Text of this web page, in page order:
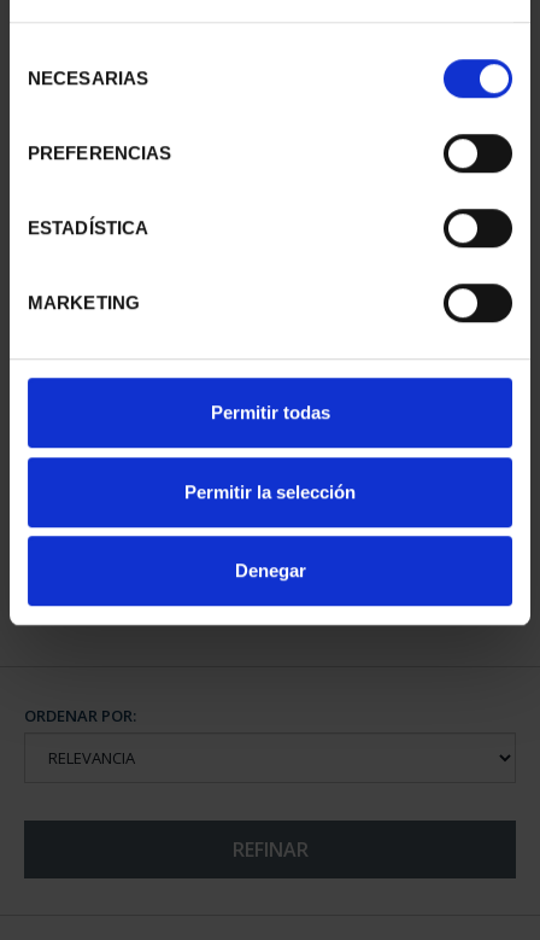
NECESARIAS
PREFERENCIAS
ESTADÍSTICA
MARKETING
Permitir todas
Permitir la selección
Denegar
V CENT. ALVARO DE
73,00 €
CANJE 60 EURO 2026
CAMPEONES DEL
MUNDIAL FIFA 2026
ORDENAR POR:
REFINAR